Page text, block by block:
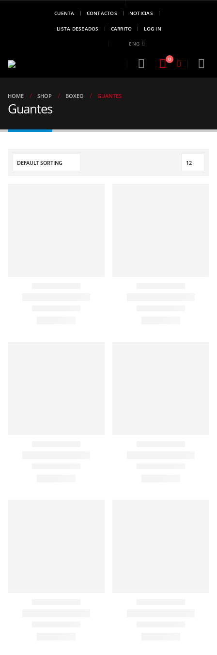
CUENTA CONTACTOS NOTICIAS
LISTA DESEADOS CARRITO LOG IN
ENG
0
HOME SHOP BOXEO GUANTES
Guantes